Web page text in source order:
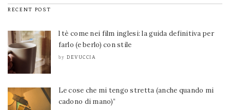
RECENT POST
l tè come nei film inglesi: la guida definitiva per
farlo (e berlo) con stile
by DEVUCCIA
Le cose che mi tengo stretta (anche quando mi
cadono di mano)”